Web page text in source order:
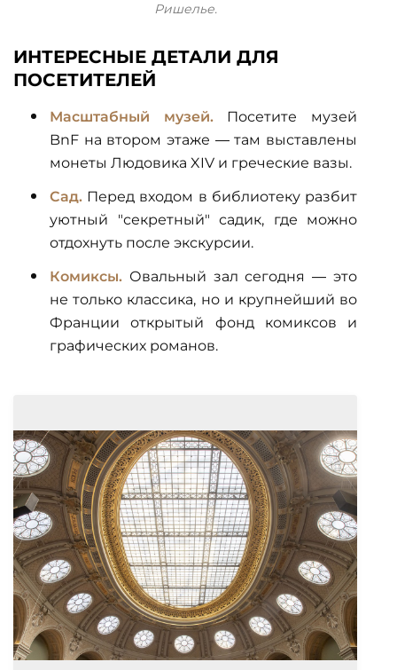
Ришелье.
ИНТЕРЕСНЫЕ ДЕТАЛИ ДЛЯ
ПОСЕТИТЕЛЕЙ
Масштабный музей.Посетите музей
BnF на втором этаже — там выставлены
монеты Людовика XIV и греческие вазы.
Сад. Перед входом в библиотеку разбит
уютный "секретный" садик, где можно
отдохнуть после экскурсии.
Комиксы. Овальный зал сегодня — это
не только классика, но и крупнейший во
Франции открытый фонд комиксов и
графических романов.